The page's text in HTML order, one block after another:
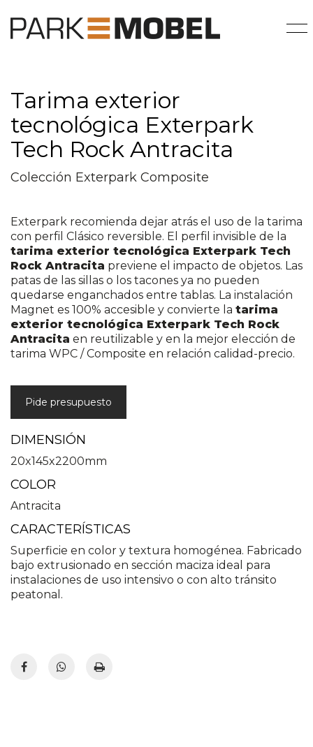
Tarima exterior
tecnológica Exterpark
Tech Rock Antracita
Colección Exterpark Composite
Exterpark recomienda dejar atrás el uso de la tarima
con perfil Clásico reversible. El perfil invisible de la
tarima exterior tecnológica Exterpark Tech
Rock Antracita previene el impacto de objetos. Las
patas de las sillas o los tacones ya no pueden
quedarse enganchados entre tablas. La instalación
Magnet es 100% accesible y convierte la tarima
exterior tecnológica Exterpark Tech Rock
Antracita en reutilizable y en la mejor elección de
tarima WPC / Composite en relación calidad-precio.
Pide presupuesto
DIMENSIÓN
20x145x2200mm
COLOR
Antracita
CARACTERÍSTICAS
Superficie en color y textura homogénea. Fabricado
bajo extrusionado en sección maciza ideal para
instalaciones de uso intensivo o con alto tránsito
peatonal.